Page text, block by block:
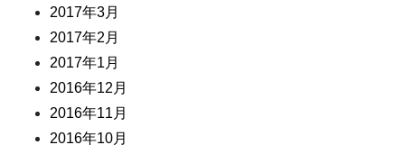
2017年3月
2017年2月
2017年1月
2016年12月
2016年11月
2016年10月